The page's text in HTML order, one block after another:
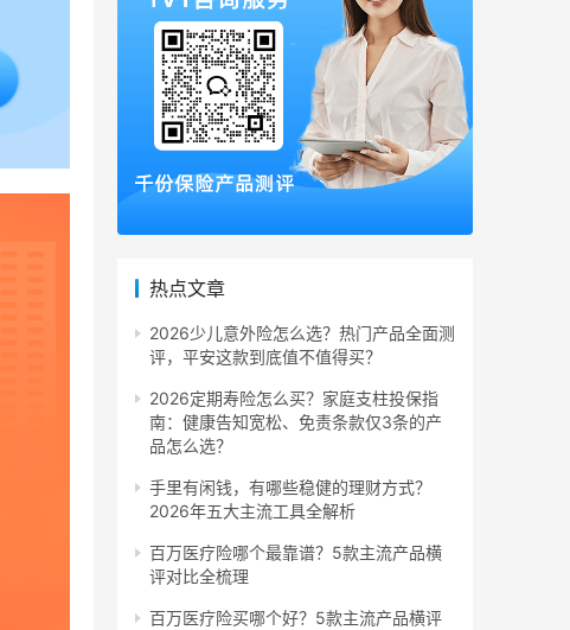
热点文章
2026少儿意外险怎么选？热门产品全面测
评，平安这款到底值不值得买？
2026定期寿险怎么买？家庭支柱投保指
南：健康告知宽松、免责条款仅3条的产
品怎么选？
手里有闲钱，有哪些稳健的理财方式？
2026年五大主流工具全解析
百万医疗险哪个最靠谱？5款主流产品横
评对比全梳理
百万医疗险买哪个好？5款主流产品横评